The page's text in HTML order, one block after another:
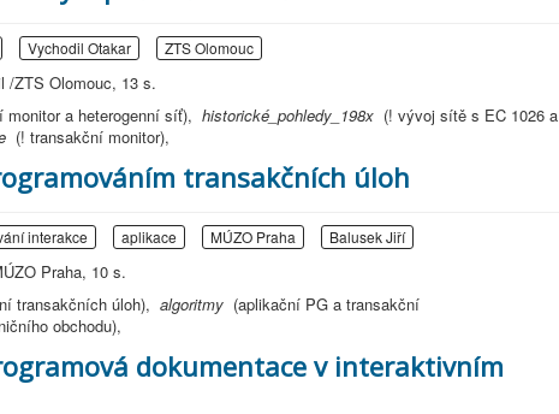
Vychodil Otakar ZTS Olomouc
/ZTS Olomouc, 13 s.
monitor a heterogenní síť), historické_pohledy_198x (! vývoj sítě s EC 1026 a
(! transakční monitor),
transakčních úloh
interakce aplikace MÚZO Praha Balusek Jiří
Praha, 10 s.
transakčních úloh), algoritmy (aplikační PG a transakční
obchodu),
dokumentace v interaktivním